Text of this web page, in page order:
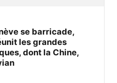
se barricade,
les grandes
dont la Chine,